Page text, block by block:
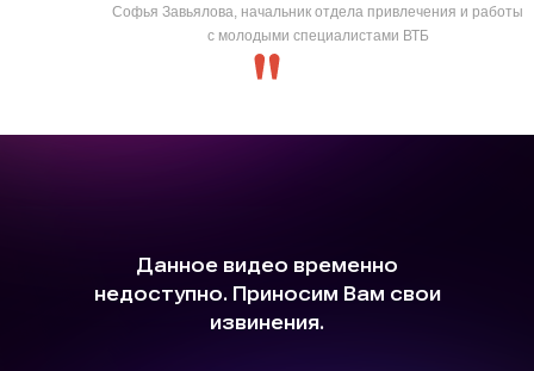
Софья Завьялова, начальник отдела привлечения и работы
с молодыми специалистами ВТБ